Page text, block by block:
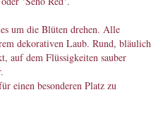
um die Blüten drehen. Alle
dekorativen Laub. Rund, bläulich
auf dem Flüssigkeiten sauber
einen besonderen Platz zu